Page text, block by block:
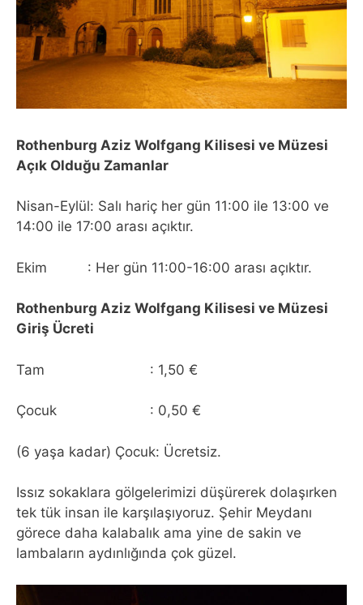
Rothenburg Aziz Wolfgang Kilisesi ve Müzesi
Açık Olduğu Zamanlar
Nisan-Eylül: Salı hariç her gün 11:00 ile 13:00 ve
14:00 ile 17:00 arası açıktır.
Ekim : Her gün 11:00-16:00 arası açıktır.
Rothenburg Aziz Wolfgang Kilisesi ve Müzesi
Giriş Ücreti
Tam : 1,50 €
Çocuk : 0,50 €
(6 yaşa kadar) Çocuk: Ücretsiz.
Issız sokaklara gölgelerimizi düşürerek dolaşırken
tek tük insan ile karşılaşıyoruz. Şehir Meydanı
görece daha kalabalık ama yine de sakin ve
lambaların aydınlığında çok güzel.